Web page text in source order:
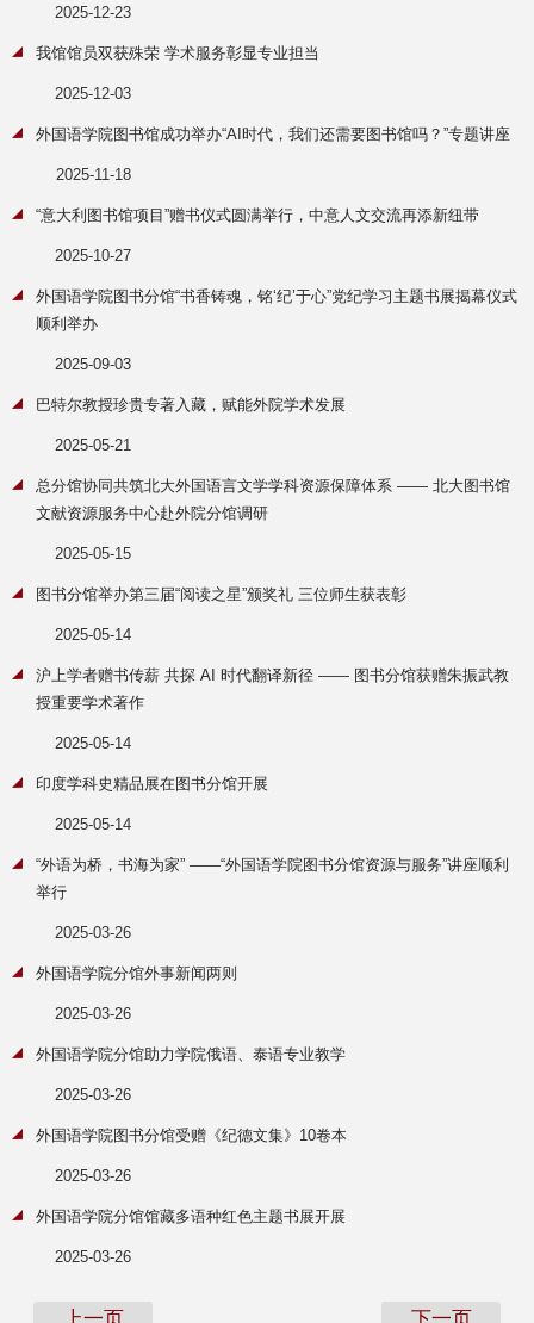
2025-12-23
我馆馆员双获殊荣 学术服务彰显专业担当
2025-12-03
外国语学院图书馆成功举办“AI时代，我们还需要图书馆吗？”专题讲座
2025-11-18
“意大利图书馆项目”赠书仪式圆满举行，中意人文交流再添新纽带
2025-10-27
外国语学院图书分馆“书香铸魂，铭‘纪’于心”党纪学习主题书展揭幕仪式
顺利举办
2025-09-03
巴特尔教授珍贵专著入藏，赋能外院学术发展
2025-05-21
总分馆协同共筑北大外国语言文学学科资源保障体系 —— 北大图书馆
文献资源服务中心赴外院分馆调研
2025-05-15
图书分馆举办第三届“阅读之星”颁奖礼 三位师生获表彰
2025-05-14
沪上学者赠书传薪 共探 AI 时代翻译新径 —— 图书分馆获赠朱振武教
授重要学术著作
2025-05-14
印度学科史精品展在图书分馆开展
2025-05-14
“外语为桥，书海为家” ——“外国语学院图书分馆资源与服务”讲座顺利
举行
2025-03-26
外国语学院分馆外事新闻两则
2025-03-26
外国语学院分馆助力学院俄语、泰语专业教学
2025-03-26
外国语学院图书分馆受赠《纪德文集》10卷本
2025-03-26
外国语学院分馆馆藏多语种红色主题书展开展
2025-03-26